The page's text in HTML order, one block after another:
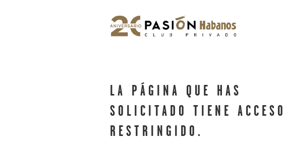
LA PÁGINA QUE HAS
SOLICITADO TIENE ACCESO
RESTRINGIDO.